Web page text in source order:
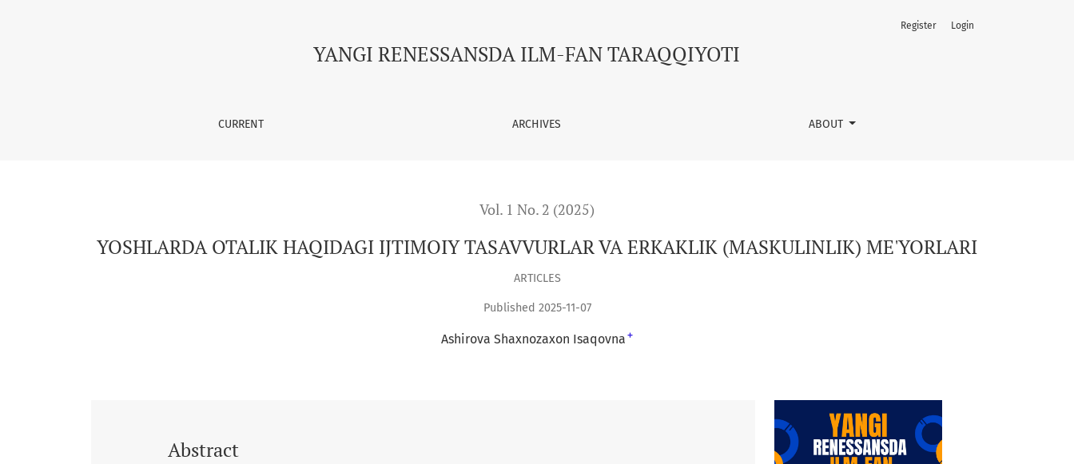
YANGI RENESSANSDA ILM-FAN TARAQQIYOTI
CURRENT ARCHIVES ABOUT
Register Login
Vol. 1 No. 2 (2025)
YOSHLARDA OTALIK HAQIDAGI IJTIMOIY TASAVVURLAR VA ERKAKLIK (MASKULINLIK) ME'YORLARI
ARTICLES
Published 2025-11-07
Ashirova Shaxnozaxon Isaqovna +
Abstract